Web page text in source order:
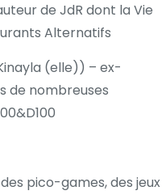
de JdR dont la Vie
Alternatifs
(elle)) – ex-
de nombreuses
pico-games, des jeux